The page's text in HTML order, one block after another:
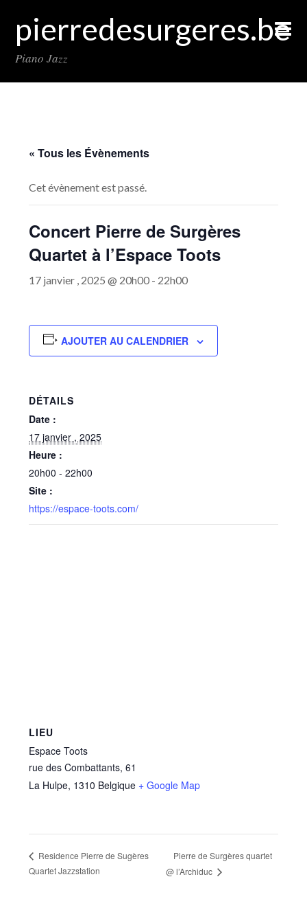
pierredesurgeres.be
Piano Jazz
« Tous les Évènements
Cet évènement est passé.
Concert Pierre de Surgères
Quartet à l’Espace Toots
17 janvier , 2025 @ 20h00 - 22h00
AJOUTER AU CALENDRIER
DÉTAILS
Date :
17 janvier , 2025
Heure :
20h00 - 22h00
Site :
https://espace-toots.com/
LIEU
Espace Toots
rue des Combattants, 61
La Hulpe, 1310 Belgique + Google Map
Residence Pierre de Sugères
Quartet Jazzstation
Pierre de Surgères quartet
@ l’Archiduc